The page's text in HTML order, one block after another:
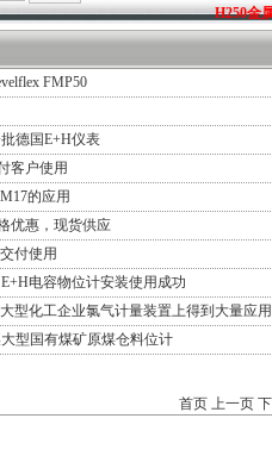
H250金
FMP50
德国E+H仪表
客户使用
的应用
优惠，现货供应
付使用
电容物位计安装使用成功
型化工企业氯气计量装置上得到大量应用
型国有煤矿原煤仓料位计
首页 上一页